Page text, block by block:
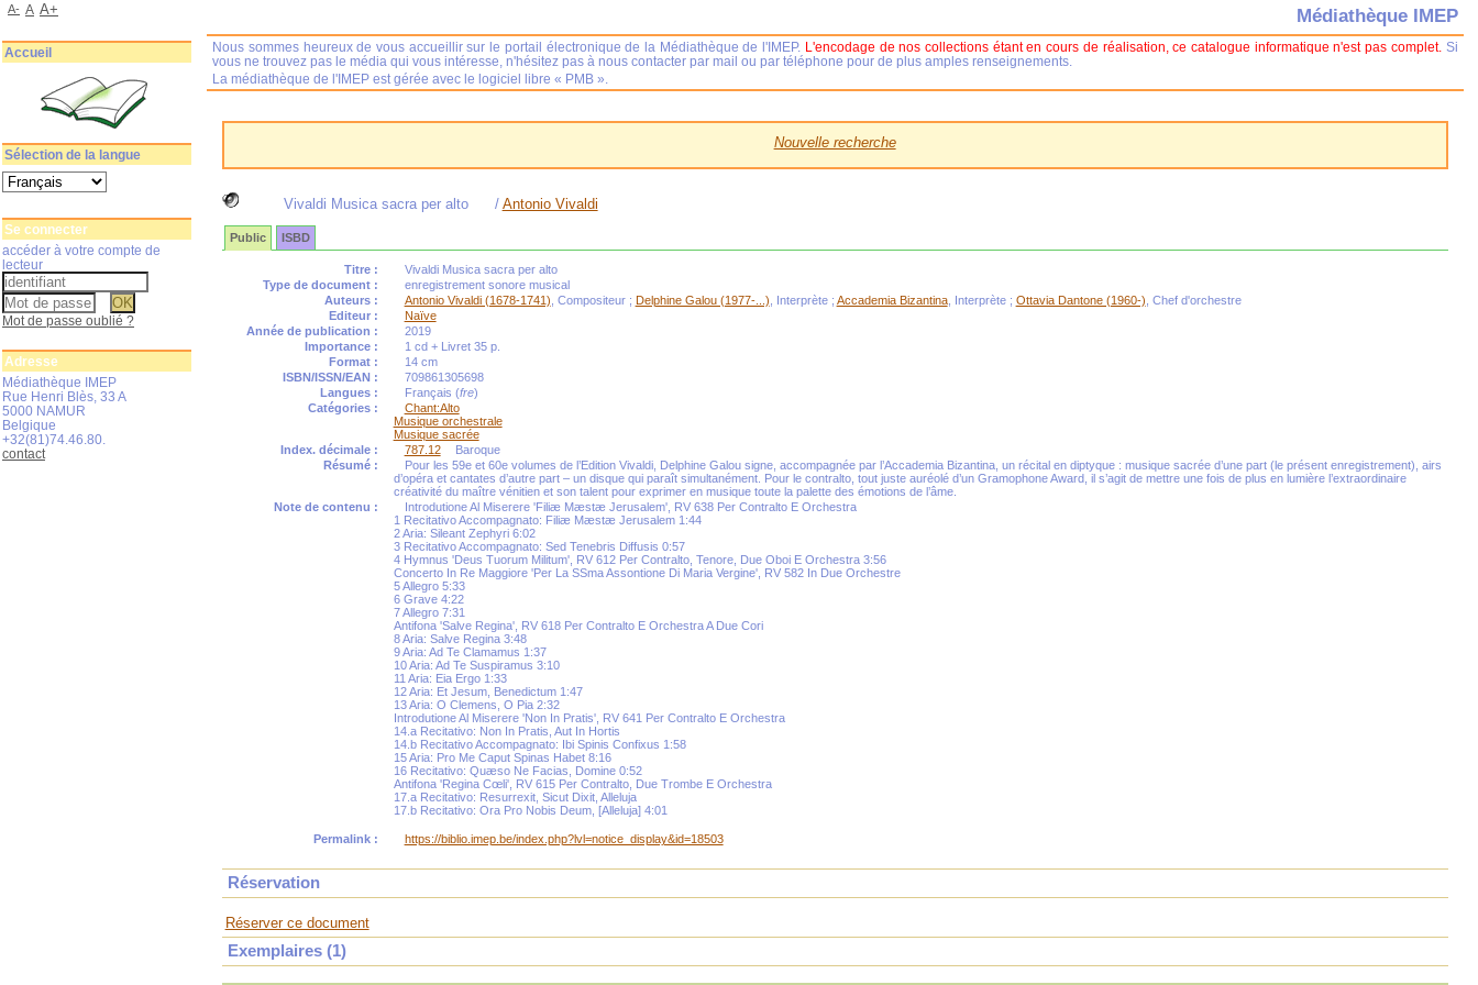
Nouvelle recherche
Vivaldi Musica sacra per alto / Antonio Vivaldi
Public ISBD
Titre :
Vivaldi Musica sacra per alto
Type de document :
enregistrement sonore musical
Auteurs :
Antonio Vivaldi (1678-1741) , Compositeur ; Delphine Galou (1977-...) , Interprète ; Accademia Bizantina, Interprète ; Ottavia Dantone (1960-) , Chef d'orchestre
Editeur :
Naïve
Année de publication :
2019
Importance :
1 cd + Livret 35 p.
Format :
14 cm
ISBN/ISSN/EAN :
709861305698
Langues :
Français (fre)
Catégories :
Chant:Alto
Musique orchestrale
Musique sacrée
Index. décimale :
787.12
Baroque
Résumé :
Pour les 59e et 60e volumes de l’Edition Vivaldi, Delphine Galou signe, accompagnée par l’Accademia Bizantina, un récital en diptyque : musique sacrée d’une part (le présent enregistrement), airs
d’opéra et cantates d’autre part – un disque qui paraît simultanément. Pour le contralto, tout juste auréolé d’un Gramophone Award, il s’agit de mettre une fois de plus en lumière l’extraordinaire
créativité du maître vénitien et son talent pour exprimer en musique toute la palette des émotions de l’âme.
Note de contenu :
Introdutione Al Miserere 'Filiæ Mæstæ Jerusalem', RV 638 Per Contralto E Orchestra
1 Recitativo Accompagnato: Filiæ Mæstæ Jerusalem 1:44
2 Aria: Sileant Zephyri 6:02
3 Recitativo Accompagnato: Sed Tenebris Diffusis 0:57
4 Hymnus 'Deus Tuorum Militum', RV 612 Per Contralto, Tenore, Due Oboi E Orchestra 3:56
Concerto In Re Maggiore 'Per La SSma Assontione Di Maria Vergine', RV 582 In Due Orchestre
5 Allegro 5:33
6 Grave 4:22
7 Allegro 7:31
Antifona 'Salve Regina', RV 618 Per Contralto E Orchestra A Due Cori
8 Aria: Salve Regina 3:48
9 Aria: Ad Te Clamamus 1:37
10 Aria: Ad Te Suspiramus 3:10
11 Aria: Eia Ergo 1:33
12 Aria: Et Jesum, Benedictum 1:47
13 Aria: O Clemens, O Pia 2:32
Introdutione Al Miserere 'Non In Pratis', RV 641 Per Contralto E Orchestra
14.a Recitativo: Non In Pratis, Aut In Hortis
14.b Recitativo Accompagnato: Ibi Spinis Confixus 1:58
15 Aria: Pro Me Caput Spinas Habet 8:16
16 Recitativo: Quæso Ne Facias, Domine 0:52
Antifona 'Regina Cœli', RV 615 Per Contralto, Due Trombe E Orchestra
17.a Recitativo: Resurrexit, Sicut Dixit, Alleluja
17.b Recitativo: Ora Pro Nobis Deum, [Alleluja] 4:01
Permalink : https://biblio.imep.be/index.php?lvl=notice_display&id=18503
Réservation
Réserver ce document
Exemplaires (1)
Médiathèque IMEP
Nous sommes heureux de vous accueillir sur le portail électronique de la Médiathèque de l'IMEP. L'encodage de nos collections étant en cours de réalisation, ce catalogue informatique n'est pas complet. Si
vous ne trouvez pas le média qui vous intéresse, n'hésitez pas à nous contacter par mail ou par téléphone pour de plus amples renseignements.
La médiathèque de l'IMEP est gérée avec le logiciel libre « PMB ».
A- A A+
Accueil
Sélection de la langue
Se connecter
accéder à votre compte de
lecteur
Mot de passe oublié ?
Adresse
Médiathèque IMEP
Rue Henri Blès, 33 A
5000 NAMUR
Belgique
+32(81)74.46.80.
contact